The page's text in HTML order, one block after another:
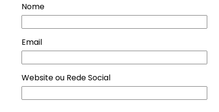
Nome
Email
Website ou Rede Social